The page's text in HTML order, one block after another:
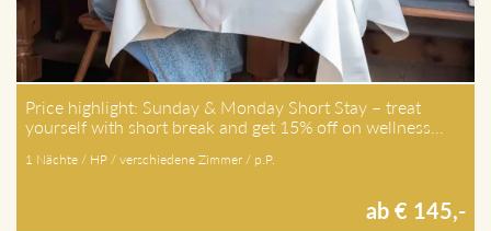
Price highlight: Sunday & Monday Short Stay – treat
yourself with short break and get 15% off on wellness…
1 Nächte / HP / verschiedene Zimmer / p.P.
ab € 145,-